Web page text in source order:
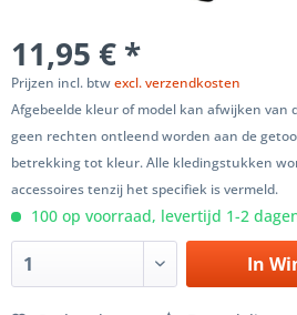
11,95 € *
Prijzen incl. btwexcl. verzendkosten
Afgebeelde kleur of model kan afwijken van
geen rechten ontleend worden aan de
betrekking tot kleur. Alle kledingstukken
accessoires tenzij het specifiek is vermeld.
100 op voorraad, levertijd 1-2
In